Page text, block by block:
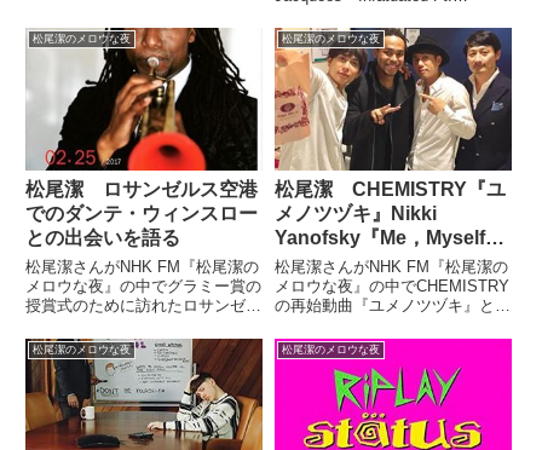
ル、圧巻。先程終了した今年のグ
ラミー賞に集ったプロデューサー
8人。左から多保孝一、蔦谷好...
した。
松尾潔のメロウな夜
松尾潔 ロサンゼルス空港
でのダンテ・ウィンスロー
との出会いを語る
松尾潔さんがNHK FM『松尾潔の
メロウな夜』の中でグラミー賞の
授賞式のために訪れたロサンゼル
ンテ・ウィンスローと偶然出会っ
た話をしていました。 FEB 25
@dontaewinslow @winslowdy...
松尾潔のメロウな夜
松尾潔 CHEMISTRY『ユ
メノツヅキ』Nikki
Yanofsky『Me，Myself＆
I』を語る
松尾潔さんがNHK FM『松尾潔の
メロウな夜』の中でCHEMISTRY
の再始動曲『ユメノツヅキ』と
＆I』を紹介していました。
CHEMISTRY『TWO』感動のフ
ィナーレ。再始動を祝して、本
松尾潔のメロウな夜 松尾潔のメロウな夜